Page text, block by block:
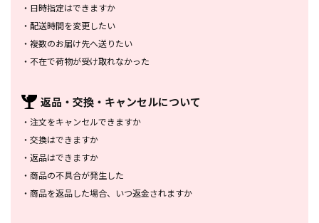
・ 日時指定はできますか
・ 配送時間を変更したい
・ 複数のお届け先へ送りたい
・ 不在で荷物が受け取れなかった
返品・交換・ キャンセルについて
・ 注文をキャンセルできますか
・ 交換はできますか
・ 返品はできますか
・ 商品の不具合が発生した
・ 商品を返品した場合、 いつ返金されますか